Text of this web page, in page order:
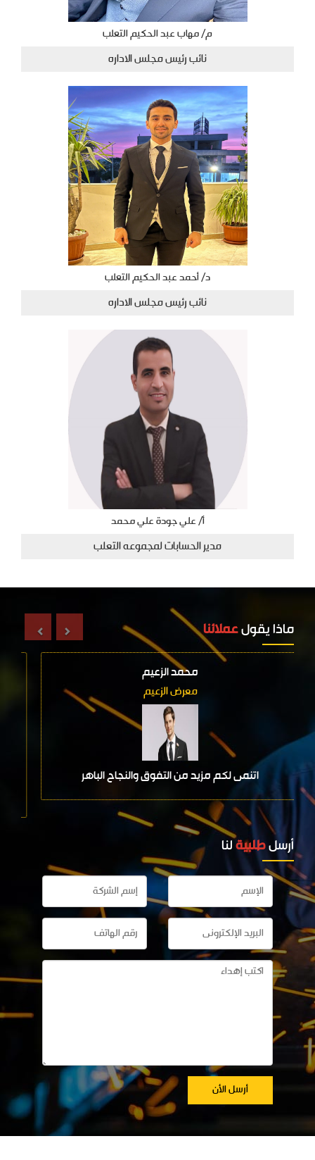
م/ مهاب عبد الحكيم التعلب
نائب رئيس مجلس الاداره
د/ أحمد عبد الحكيم التعلب
نائب رئيس مجلس الاداره
أ/ علي جودة علي محمد
مدير الحسابات لمجموعه التعلب
ماذا يقول عملائنا
محمد الزعيم
معرض الزعيم
اتنمى لكم مزيد من التفوق والنجاح الباهر
أرسل طلبية لنا